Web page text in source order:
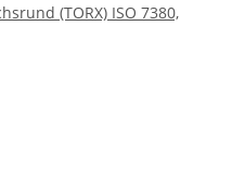
(TORX) ISO 7380,